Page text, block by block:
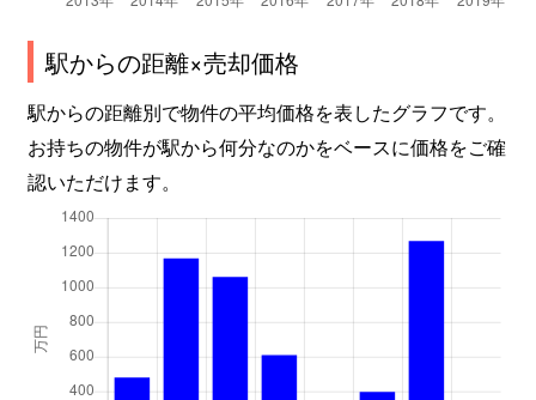
駅からの距離×売却価格
駅からの距離別で物件の平均価格を表したグラフです。
お持ちの物件が駅から何分なのかをベースに価格をご確
認いただけます。